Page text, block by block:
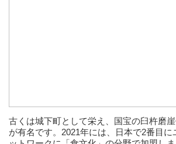
古くは城下町として栄え、国宝の臼杵磨
が有名です。2021年には、日本で2番目に